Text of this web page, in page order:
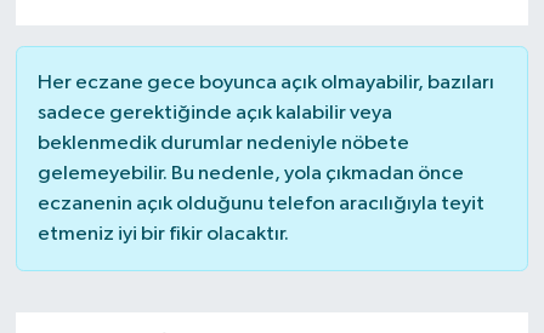
Her eczane gece boyunca açık olmayabilir, bazıları
sadece gerektiğinde açık kalabilir veya
beklenmedik durumlar nedeniyle nöbete
gelemeyebilir. Bu nedenle, yola çıkmadan önce
eczanenin açık olduğunu telefon aracılığıyla teyit
etmeniz iyi bir fikir olacaktır.